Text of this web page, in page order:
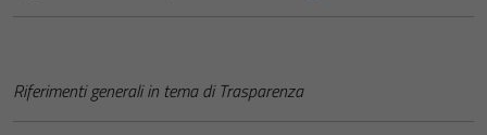
Riferimenti generali in tema di Trasparenza